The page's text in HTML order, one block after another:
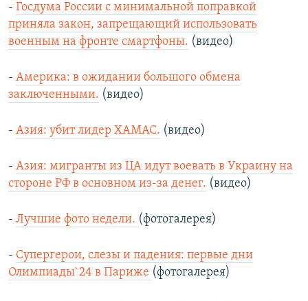
- Госдума России с минимальной поправкой
приняла закон, запрещающий использовать
военным на фронте смартфоны. (видео)
- Америка: в ожидании большого обмена
заключенными. (видео)
- Азия: убит лидер ХАМАС. (видео)
- Азия: мигранты из ЦА идут воевать в Украину на
стороне РФ в основном из-за денег. (видео)
- Лучшие фото недели. (фотогалерея)
- Супергерои, слезы и падения: первые дни
Олимпиады`24 в Париже (фотогалерея)